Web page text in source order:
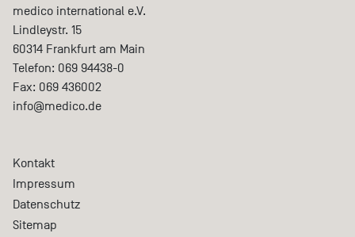
medico international e.V.
Lindleystr. 15
60314 Frankfurt am Main
Telefon: 069 94438-0
Fax: 069 436002
info@medico.de
Kontakt
Impressum
Datenschutz
Sitemap